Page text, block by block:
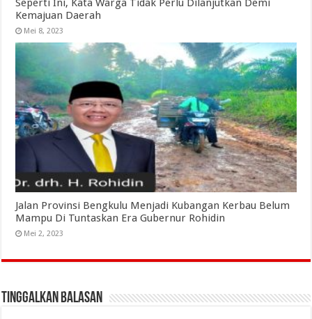
Seperti Ini, Kata Warga Tidak Perlu Dilanjutkan Demi
Kemajuan Daerah
Mei 8, 2023
Jalan Provinsi Bengkulu Menjadi Kubangan Kerbau Belum
Mampu Di Tuntaskan Era Gubernur Rohidin
Mei 2, 2023
Tinggalkan Balasan